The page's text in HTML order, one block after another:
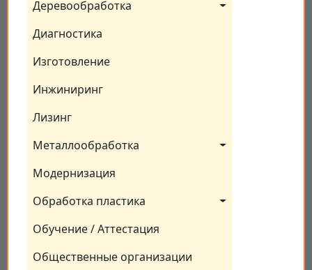
Деревообработка
Диагностика
Изготовление
Инжиниринг
Лизинг
Металлообработка
Модернизация
Обработка пластика
Обучение / Аттестация
Общественные организации